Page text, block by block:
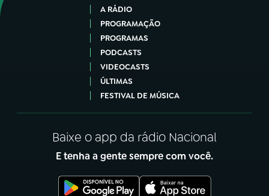
A RÁDIO
PROGRAMAÇÃO
PROGRAMAS
PODCASTS
VIDEOCASTS
ÚLTIMAS
FESTIVAL DE MÚSICA
Baixe o app da rádio Nacional
E tenha a gente sempre com você.